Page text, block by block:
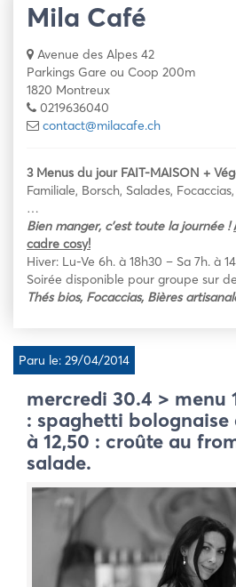
Mila Café
Avenue des Alpes 42
Parkings Gare ou Coop 200m
1820 Montreux
0219636040
contact@milacafe.ch
3 Menus du jour FAIT-MAISON +
Familiale, Borsch, Salades,
…
Bien manger, c’est toute la journée !
cadre cosy!
Hiver: Lu-Ve 6h. à 18h30 – Sa 7h. à
Soirée disponible pour groupe sur
Thés bios, Focaccias, Bières
Paru le: 29/04/2014
mercredi 30.4 > menu
: spaghetti bolognaise
à 12,50 : croûte au
salade.